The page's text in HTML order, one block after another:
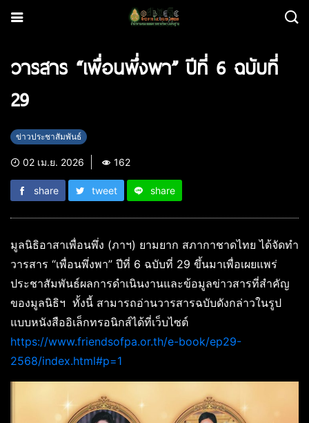
วารสาร “เพื่อนพึ่งพา” ปีที่ 6 ฉบับที่
29
ข่าวประชาสัมพันธ์
02 เม.ย. 2026 162
share tweet share
มูลนิธิอาสาเพื่อนพึ่ง (ภาฯ) ยามยาก สภากาชาดไทย ได้จัดทำ
วารสาร “เพื่อนพึ่งพา” ปีที่ 6 ฉบับที่ 29 ขึ้นมาเพื่อเผยแพร่
ประชาสัมพันธ์ผลการดำเนินงานและข้อมูลข่าวสารที่สำคัญ
ของมูลนิธิฯ ทั้งนี้ สามารถอ่านวารสารฉบับดังกล่าวในรูป
แบบหนังสืออิเล็กทรอนิกส์ได้ที่เว็บไซต์
https://www.friendsofpa.or.th/e-book/ep29-
2568/index.html#p=1